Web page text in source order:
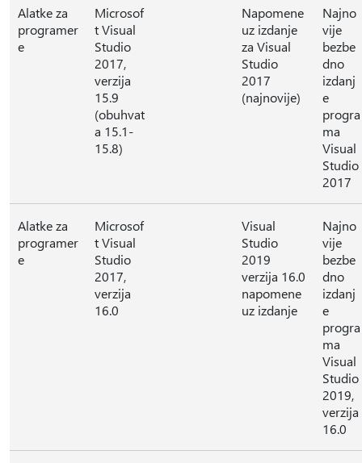
Alatke za
programer
e
Microsof
t Visual
Studio
2017,
verzija
15.9
(obuhvat
a 15.1-
15.8)
Napomene
uz izdanje
za Visual
Studio
2017
(najnovije)
Najno
vije
bezbe
dno
izdanj
e
progra
ma
Visual
Studio
2017
Alatke za
programer
e
Microsof
t Visual
Studio
2017,
verzija
16.0
Visual
Studio
2019
verzija 16.0
napomene
uz izdanje
Najno
vije
bezbe
dno
izdanj
e
progra
ma
Visual
Studio
2019,
verzija
16.0